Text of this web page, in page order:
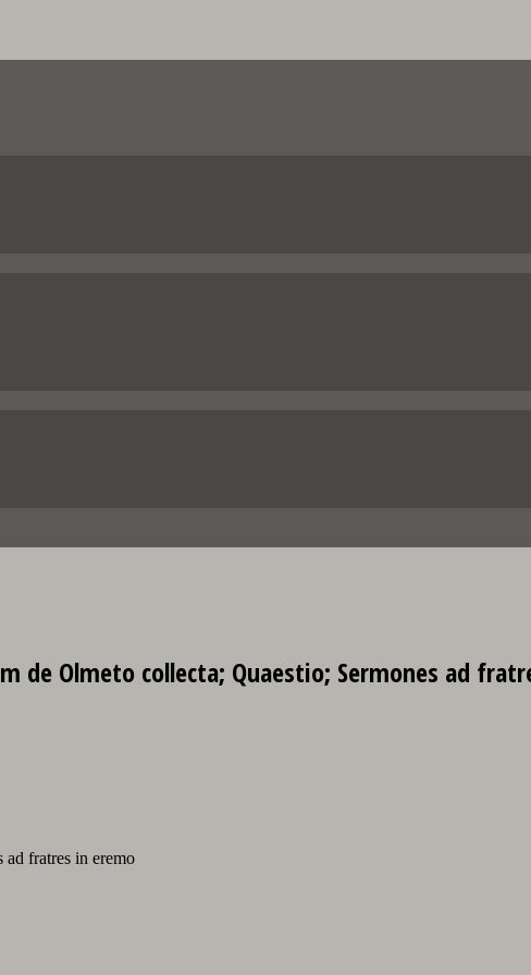
de Olmeto collecta; Quaestio; Sermones ad
fratres in eremo